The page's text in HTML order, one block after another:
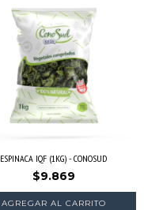
ESPINACA IQF (1KG) - CONOSUD
$9.869